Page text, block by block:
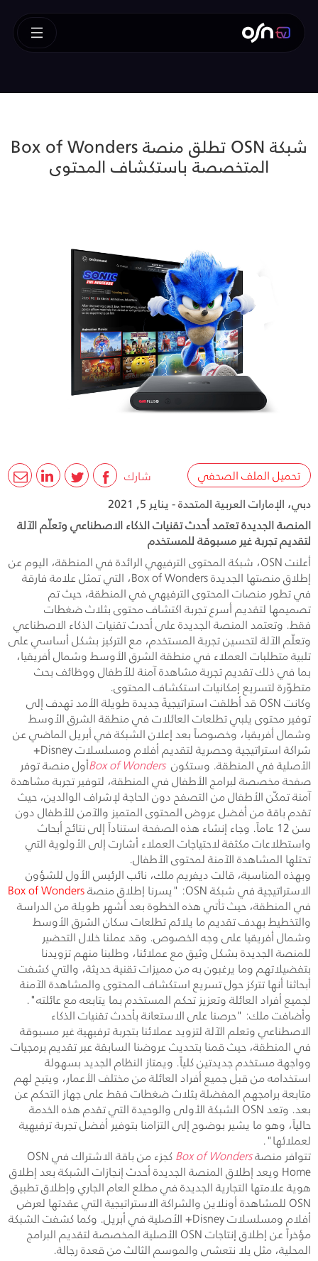
شبكة OSN تطلق منصة Box of Wonders
المتخصصة باستكشاف المحتوى
شارك
تحميل الملف الصحفي
دبي، الإمارات العربية المتحدة - يناير 5, 2021
المنصة الجديدة تعتمد أحدث تقنيات الذكاء الاصطناعي وتعلّم الآلة
لتقديم تجربة غير مسبوقة للمستخدم
أعلنتOSN، شبكة المحتوى الترفيهي الرائدة في المنطقة، اليوم عن
إطلاق منصتها الجديدةBox of Wonders، التي تمثل علامة فارقة
في تطور منصات المحتوى الترفيهي في المنطقة، حيث تم
تصميمها لتقديم أسرع تجربة اكتشاف محتوى بثلاث ضغطات
فقط. وتعتمد المنصة الجديدة على أحدث تقنيات الذكاء الاصطناعي
وتعلّم الآلة لتحسين تجربة المستخدم، مع التركيز بشكل أساسي على
تلبية متطلبات العملاء في منطقة الشرق الأوسط وشمال أفريقيا،
بما في ذلك تقديم تجربة مشاهدة آمنة للأطفال ووظائف بحث
متطوّرة لتسريع إمكانيات استكشاف المحتوى.
وكانتOSNقد أطلقت استراتيجيةً جديدة طويلة الأمد تهدف إلى
توفير محتوى يلبي تطلعات العائلات في منطقة الشرق الأوسط
وشمال أفريقيا، وخصوصاً بعد إعلان الشبكة في أبريل الماضي عن
شراكة استراتيجية وحصرية لتقديم أفلام ومسلسلاتDisney
+
الأصلية في المنطقة. وستكونBox of Wondersأول منصة توفر
صفحة مخصصة لبرامج الأطفال في المنطقة، لتوفير تجربة مشاهدة
آمنة تمكّن الأطفال من التصفح دون الحاجة لإشراف الوالدين، حيث
تقدم باقة من أفضل عروض المحتوى المتميز والآمن للأطفال دون
سن 12 عاماً. وجاء إنشاء هذه الصفحة استناداً إلى نتائج أبحاث
واستطلاعات مكثفة لاحتياجات العملاء أشارت إلى الأولوية التي
تحتلها المشاهدة الآمنة لمحتوى الأطفال.
وبهذه المناسبة، قالت ديفريم ملك، نائب الرئيس الأول للشؤون
الاستراتيجية في شبكةOSN: "يسرنا إطلاق منصةBox of Wonders
في المنطقة، حيث تأتي هذه الخطوة بعد أشهر طويلة من الدراسة
والتخطيط بهدف تقديم ما يلائم تطلعات سكان الشرق الأوسط
وشمال أفريقيا على وجه الخصوص. وقد عملنا خلال التحضير
للمنصة الجديدة بشكل وثيق مع عملائنا، وطلبنا منهم تزويدنا
بتفضيلاتهم وما يرغبون به من مميزات تقنية حديثة، والتي كشفت
أبحاثنا أنها تتركز حول تسريع استكشاف المحتوى والمشاهدة الآمنة
لجميع أفراد العائلة وتعزيز تحكم المستخدم بما يتابعه مع عائلته".
وأضافت ملك: "حرصنا على الاستعانة بأحدث تقنيات الذكاء
الاصطناعي وتعلم الآلة لتزويد عملائنا بتجربة ترفيهية غير مسبوقة
في المنطقة، حيث قمنا بتحديث عروضنا السابقة عبر تقديم برمجيات
وواجهة مستخدم جديدتين كلياً. ويمتاز النظام الجديد بسهولة
استخدامه من قبل جميع أفراد العائلة من مختلف الأعمار، ويتيح لهم
متابعة برامجهم المفضلة بثلاث ضغطات فقط على جهاز التحكم عن
بعد. وتعدOSNالشبكة الأولى والوحيدة التي تقدم هذه الخدمة
حالياً، وهو ما يشير بوضوح إلى التزامنا بتوفير أفضل تجربة ترفيهية
لعملائها".
تتوافر منصةBox of Wondersكجزء من باقة الاشتراك فيOSN
Homeويعد إطلاق المنصة الجديدة أحدث إنجازات الشبكة بعد إطلاق
هوية علامتها التجارية الجديدة في مطلع العام الجاري وإطلاق تطبيق
OSNللمشاهدة أونلاين والشراكة الاستراتيجية التي عقدتها لعرض
أفلام ومسلسلاتDisney+ الأصلية في أبريل. وكما كشفت الشبكة
مؤخراً عن إطلاق إنتاجاتOSNالأصلية المخصصة لتقديم البرامج
المحلية، مثل يلا نتعشى والموسم الثالث من قعدة رجالة.